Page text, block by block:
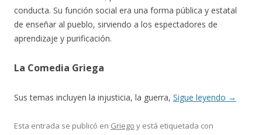
conducta. Su función social era una forma pública y estatal
de enseñar al pueblo, sirviendo a los espectadores de
aprendizaje y purificación.
La Comedia Griega
Sus temas incluyen la injusticia, la guerra, Sigue leyendo →
Esta entrada se publicó en Griego y está etiquetada con